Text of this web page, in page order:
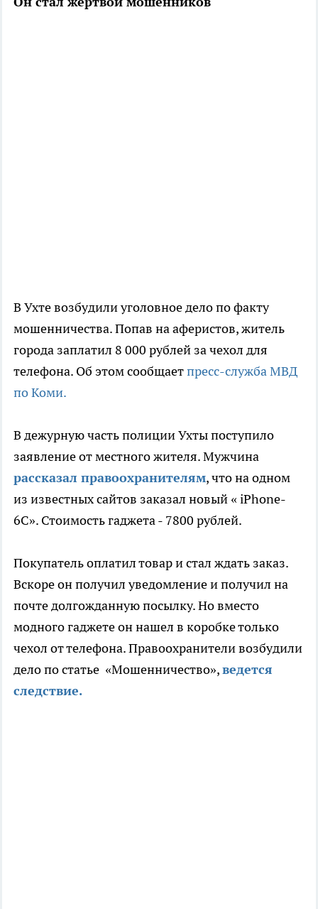
В Ухте возбудили уголовное дело по факту
мошенничества. Попав на аферистов, житель
города заплатил 8 000 рублей за чехол для
телефона. Об этом сообщаетпресс-служба МВД
по Коми.
В дежурную часть полиции Ухты поступило
заявление от местного жителя. Мужчина
рассказал правоохранителям, что на одном
из известных сайтов заказал новый « iPhone-
6C». Стоимость гаджета - 7800 рублей.
Покупатель оплатил товар и стал ждать заказ.
Вскоре он получил уведомление и получил на
почте долгожданную посылку. Но вместо
модного гаджете он нашел в коробке только
чехол от телефона. Правоохранители возбудили
дело по статье «Мошенничество»,ведется
следствие.